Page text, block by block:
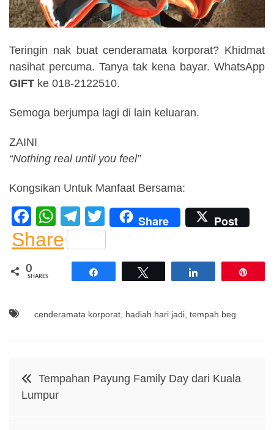
Teringin nak buat cenderamata korporat? Khidmat
nasihat percuma. Tanya tak kena bayar. WhatsApp
GIFT ke 018-2122510.
Semoga berjumpa lagi di lain keluaran.
ZAINI
“Nothing real until you feel”
Kongsikan Untuk Manfaat Bersama:
F
a
c
e
o
W
h
at
p
T
el
e
gr
m
T
wi
tt
er
Share Post
Share
0
SHARES
cenderamata korporat hadiah hari jadi tempah beg
navigation
Tempahan Payung Family Day dari Kuala
Lumpur